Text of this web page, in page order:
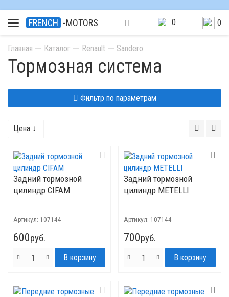
FRENCH -MOTORS 0 0
Главная Каталог Renault Sandero
Тормозная система
Фильтр по параметрам
Цена ↓
Задний тормозной
цилиндр CIFAM
Артикул: 107144
600руб.
Задний тормозной
цилиндр METELLI
Артикул: 107144
700руб.